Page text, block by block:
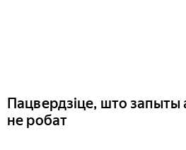
Пацвердзіце, што запыты
не робат